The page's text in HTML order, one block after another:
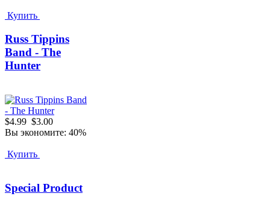
Купить
Russ Tippins
Band - The
Hunter
$4.99 $3.00
Вы экономите: 40%
Купить
Special Product